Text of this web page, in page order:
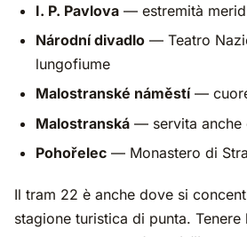
I. P. Pavlova — estremità
Národní divadlo — Teatro
lungofiume
Malostranské náměstí—
Malostranská — servita anche
Pohořelec — Monastero di
Il tram 22 è anche dove si
stagione turistica di punta.